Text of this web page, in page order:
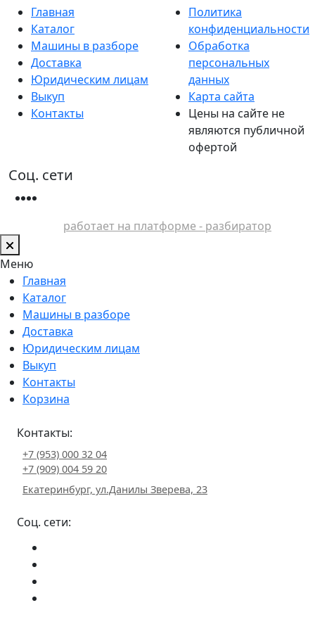
Главная
Каталог
Машины в разборе
Доставка
Юридическим лицам
Выкуп
Контакты
Политика
конфиденциальности
Обработка
персональных
данных
Карта сайта
Цены на сайте не
являются публичной
офертой
Соц. сети
работает на платформе - разбиратор
Меню
Главная
Каталог
Машины в разборе
Доставка
Юридическим лицам
Выкуп
Контакты
Корзина
Контакты:
+7 (953) 000 32 04
+7 (909) 004 59 20
Екатеринбург, ул.Данилы Зверева, 23
Соц. сети: